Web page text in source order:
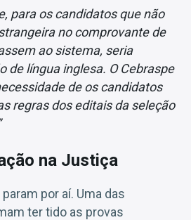
para os candidatos que não
no comprovante de
ao sistema, seria
de língua inglesa. O Cebraspe
de os candidatos
regras dos editais da seleção
na Justiça
por aí. Uma das
ter tido as provas